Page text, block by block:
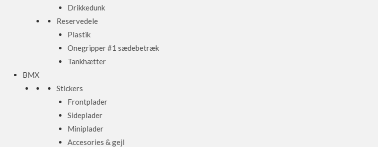
Drikkedunk
Reservedele
Plastik
Onegripper #1 sædebetræk
Tankhætter
BMX
Stickers
Frontplader
Sideplader
Miniplader
Accesories & gejl